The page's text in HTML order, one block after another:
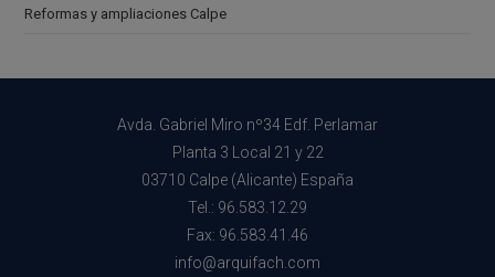
Reformas y ampliaciones Calpe
Avda. Gabriel Miro nº34 Edf. Perlamar
Planta 3 Local 21 y 22
03710 Calpe (Alicante) España
Tel.: 96.583.12.29
Fax: 96.583.41.46
info@arquifach.com